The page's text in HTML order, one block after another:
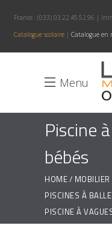
France : (033) 03.22.45.52.96 |
Catalogue scolaire | Catalogue en
Menu
Piscine
bébés
HOME
PISCINES À
PISCINE À